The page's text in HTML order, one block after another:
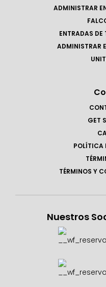
ADMINISTRAR
ENTRADAS DE
ADMINISTRAR
GET
POLÍTICA
TÉRMINOS Y
Nuestros